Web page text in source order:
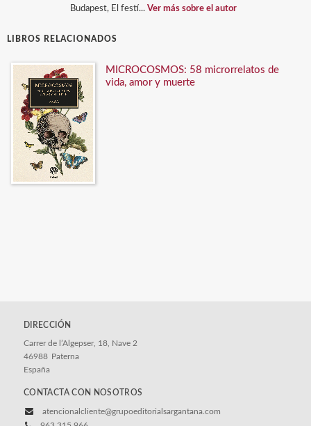
Budapest, El festí... Ver más sobre el autor
LIBROS RELACIONADOS
MICROCOSMOS: 58 microrrelatos de
vida, amor y muerte
DIRECCIÓN
Carrer de l’Algepser, 18, Nave 2
46988 Paterna
España
CONTACTA CON NOSOTROS
atencionalcliente@grupoeditorialsargantana.com